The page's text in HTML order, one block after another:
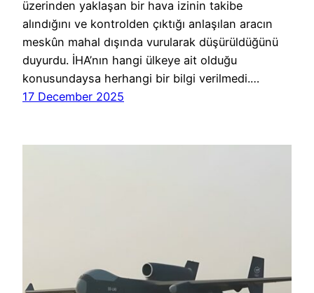
üzerinden yaklaşan bir hava izinin takibe
alındığını ve kontrolden çıktığı anlaşılan aracın
meskûn mahal dışında vurularak düşürüldüğünü
duyurdu. İHA’nın hangi ülkeye ait olduğu
konusundaysa herhangi bir bilgi verilmedi.…
17 December 2025